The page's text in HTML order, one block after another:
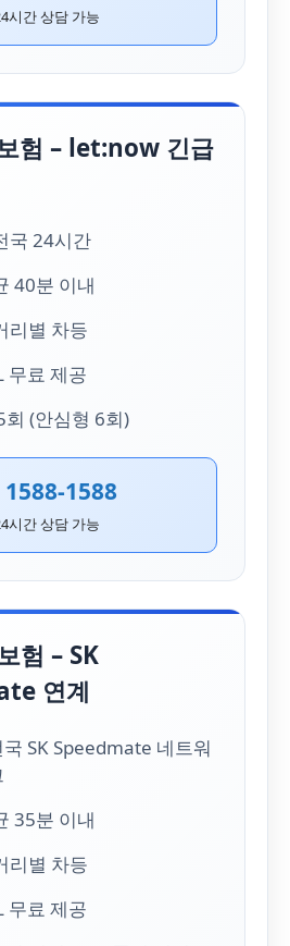
시간 상담 가능
험 – let:now 긴급
국 24시간
40분 이내
리별 차등
무료 제공
회 (안심형 6회)
1588-1588
시간 상담 가능
험 – SK
연계
국 SK Speedmate 네트워
35분 이내
리별 차등
무료 제공